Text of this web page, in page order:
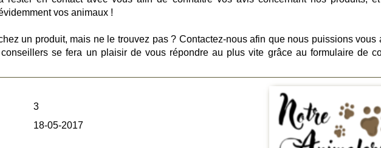
vos animaux !
un produit, mais ne le trouvez pas ? Contactez-nous afin que nous puissions vous
se fera un plaisir de vous répondre au plus vite grâce au formulaire de
3
18-05-2017